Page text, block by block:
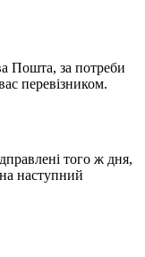
Пошта, за потреби
перевізником.
того ж дня,
наступний